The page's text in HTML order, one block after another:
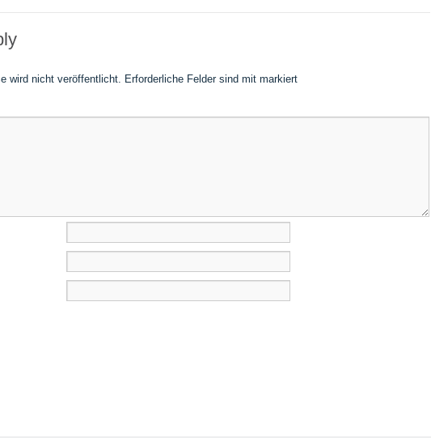
wird nicht veröffentlicht. Erforderliche Felder sind mit markiert